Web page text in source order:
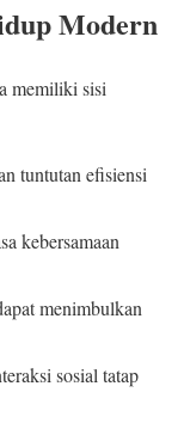
Modern
memiliki sisi
tuntutan efisiensi
kebersamaan
menimbulkan
sosial tatap